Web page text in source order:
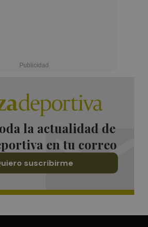
la actualidad de
en tu correo
suscribirme